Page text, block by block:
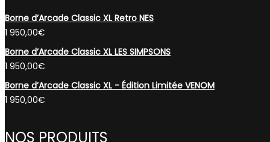
Borne d’Arcade Classic XL Retro NES
1 950,00€
Borne d’Arcade Classic XL LES SIMPSONS
1 950,00€
Borne d’Arcade Classic XL - Édition Limitée VENOM
1 950,00€
NOS PRODUITS